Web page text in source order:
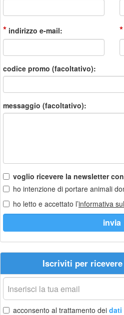
* indirizzo e-mail: *
codice promo (facoltativo):
messaggio (facoltativo):
voglio ricevere la newsletter
ho intenzione di portare animali
ho letto e accettato l’informativa
Iscriviti per
La
tua
email
acconsento al trattamento dei dati